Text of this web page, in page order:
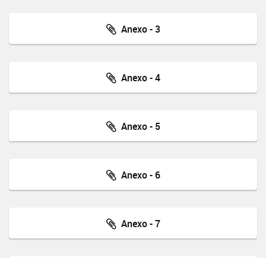
Anexo - 3
Anexo - 4
Anexo - 5
Anexo - 6
Anexo - 7